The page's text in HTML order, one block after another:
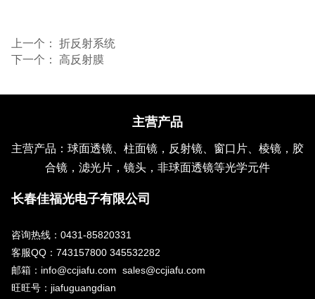
上一个： 折反射系统
下一个： 高反射膜
主营产品
主营产品：球面透镜、柱面镜，反射镜、窗口片、棱镜，胶
合镜，滤光片，镜头，非球面透镜等光学元件
长春佳福光电子有限公司
咨询热线：0431-85820331
客服QQ：743157800 345532282
邮箱：info@ccjiafu.com sales@ccjiafu.com
旺旺号：jiafuguangdian